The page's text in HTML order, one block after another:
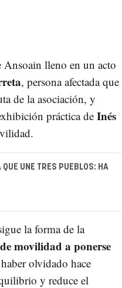
Ansoain lleno en un acto
, persona afectada que
de la asociación, y
práctica de Inés
UNE TRES PUEBLOS: HA
la forma de la
movilidad a ponerse
olvidado hace
y reduce el